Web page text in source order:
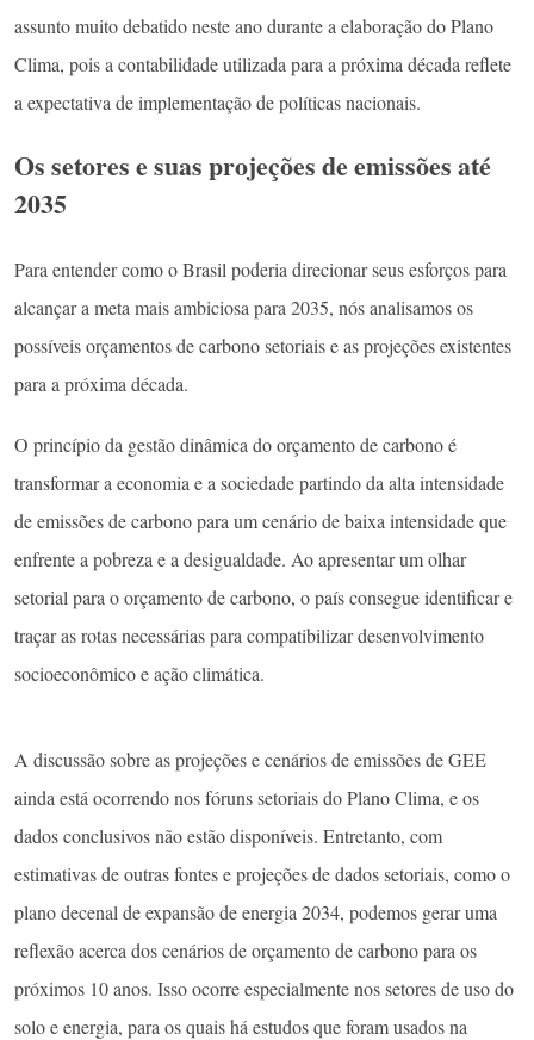
assunto muito debatido neste ano durante a elaboração do Plano
Clima, pois a contabilidade utilizada para a próxima década reflete
a expectativa de implementação de políticas nacionais.
Os setores e suas projeções de emissões até
2035
Para entender como o Brasil poderia direcionar seus esforços para
alcançar a meta mais ambiciosa para 2035, nós analisamos os
possíveis orçamentos de carbono setoriais e as projeções existentes
para a próxima década.
O princípio da gestão dinâmica do orçamento de carbono é
transformar a economia e a sociedade partindo da alta intensidade
de emissões de carbono para um cenário de baixa intensidade que
enfrente a pobreza e a desigualdade. Ao apresentar um olhar
setorial para o orçamento de carbono, o país consegue identificar e
traçar as rotas necessárias para compatibilizar desenvolvimento
socioeconômico e ação climática.
A discussão sobre as projeções e cenários de emissões de GEE
ainda está ocorrendo nos fóruns setoriais do Plano Clima, e os
dados conclusivos não estão disponíveis. Entretanto, com
estimativas de outras fontes e projeções de dados setoriais, como o
plano decenal de expansão de energia 2034, podemos gerar uma
reflexão acerca dos cenários de orçamento de carbono para os
próximos 10 anos. Isso ocorre especialmente nos setores de uso do
solo e energia, para os quais há estudos que foram usados na